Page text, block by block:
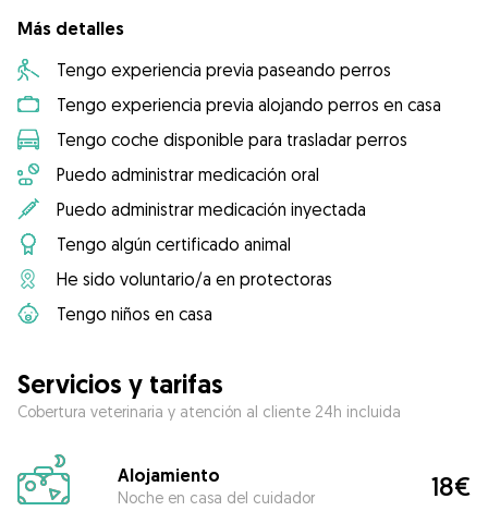
Más detalles
Tengo experiencia previa paseando perros
Tengo experiencia previa alojando perros en casa
Tengo coche disponible para trasladar perros
Puedo administrar medicación oral
Puedo administrar medicación inyectada
Tengo algún certificado animal
He sido voluntario/a en protectoras
Tengo niños en casa
Servicios y tarifas
Cobertura veterinaria y atención al cliente 24h incluida
Alojamiento
Noche en casa del cuidador 18€